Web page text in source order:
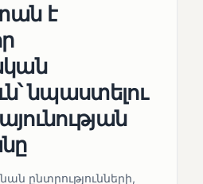
է
նպաստելու
ընտրությունների,